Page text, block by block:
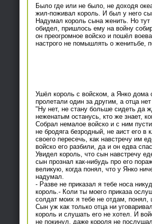
Было где или не было, не доходя
жил-поживал король. И был у него
Надумал король сына женить. Но тут
обидел, пришлось ему на войну
он преогромное войско и пошёл
настрого не помышлять о женитьбе,
Ушёл король с войском, а Янко дома
пролетали один за другим, а отца
"Ну нет, не стану больше сидеть да
неженатым останусь, кто же знает,
Собрал немалое войско и с ним
не бродяга безродный, не аист его в
своего пересечь, как навстречу им
войско его разбили, да и он едва
Увидел король, что сын навстречу
сын прознал как-нибудь про его
великую, когда понял, что у Янко
надумал.
- Разве не приказал я тебе носа
король.- Коли ты моего приказа
солдат моих я тебе не отдам, понял,
Сын уж как только отца ни
король и слушать его не хотел. И
не покинул, даже короля не